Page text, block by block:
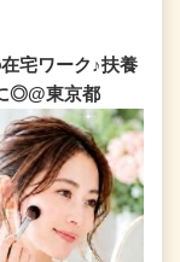
宅ワーク♪扶養
◎@東京都